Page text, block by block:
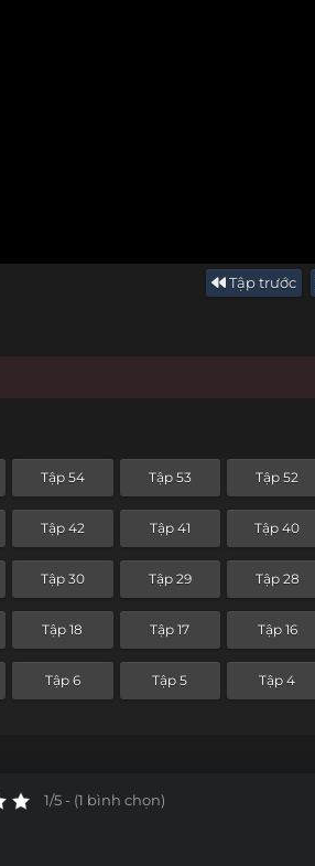
Tập trước
Tập 54 Tập 53 Tập 52
Tập 42 Tập 41 Tập 40
Tập 30 Tập 29 Tập 28
Tập 18 Tập 17 Tập 16
Tập 6 Tập 5 Tập 4
1/5 - (1 bình chọn)